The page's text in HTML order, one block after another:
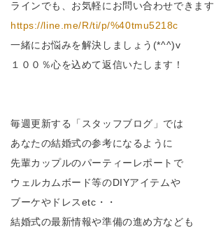
ラインでも、お気軽にお問い合わせできます
https://line.me/R/ti/p/%40tmu5218c
一緒にお悩みを解決しましょう(*^^)v
１００％心を込めて返信いたします！
毎週更新する「スタッフブログ」では
あなたの結婚式の参考になるように
先輩カップルのパーティーレポートで
ウェルカムボード等のDIYアイテムや
ブーケやドレスetc・・
結婚式の最新情報や準備の進め方なども